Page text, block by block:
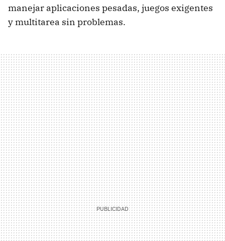
manejar aplicaciones pesadas, juegos exigentes
y multitarea sin problemas.